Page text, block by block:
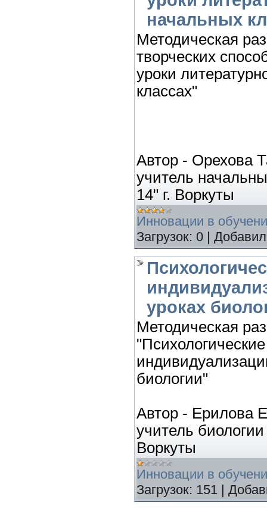
начальных
Методическая
творческих
уроки
классах"
Автор - Орехова
учитель
14" г. Воркуты
Инновации в
Загрузок: 0
уроках
Методическая
биологии"
Автор - Ерилова
учитель
Воркуты
Инновации в
Загрузок: 151